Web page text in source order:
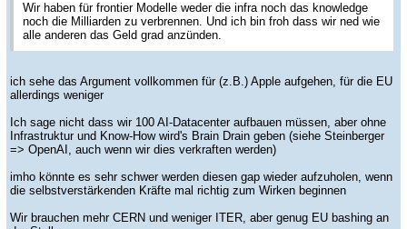
Wir haben für frontier Modelle weder die infra noch das knowledge
noch die Milliarden zu verbrennen. Und ich bin froh dass wir ned wie
alle anderen das Geld grad anzünden.
ich sehe das Argument vollkommen für (z.B.) Apple aufgehen, für die EU
allerdings weniger
Ich sage nicht dass wir 100 AI-Datacenter aufbauen müssen, aber ohne
Infrastruktur und Know-How wird's Brain Drain geben (siehe Steinberger
=> OpenAI, auch wenn wir dies verkraften werden)
imho könnte es sehr schwer werden diesen gap wieder aufzuholen, wenn
die selbstverstärkenden Kräfte mal richtig zum Wirken beginnen
Wir brauchen mehr CERN und weniger ITER, aber genug EU bashing an